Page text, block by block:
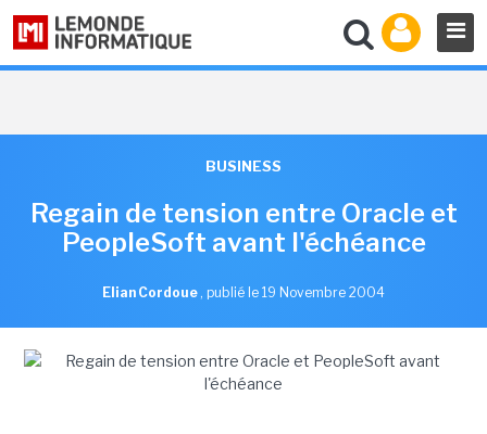
BUSINESS
Regain de tension entre Oracle et
PeopleSoft avant l'échéance
Elian Cordoue , publié le 19 Novembre 2004